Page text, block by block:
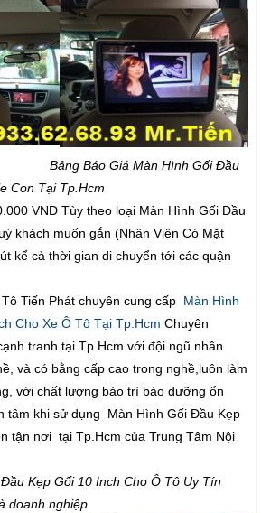
Bảng Báo Giá Màn Hình Gối Đầu
Con Tại Tp.Hcm
VNĐ Tùy theo loại Màn Hình Gối Đầu
khách muốn gắn (Nhân Viên Có Mặt
kể cả thời gian di chuyển tới các quận
Tiến Phát chuyên cung cấp Màn Hình
Cho Xe Ô Tô Tại Tp.Hcm Chuyên
tranh tại Tp.Hcm với đội ngũ nhân
và có bằng cấp cao trong nghề,luôn làm
với chất lượng bảo trì bảo dưỡng ổn
tâm khi sử dụng Màn Hình Gối Đầu Kẹp
tận nơi tại Tp.Hcm của Trung Tâm Nội
Kẹp Gối 10 Inch Cho Ô Tô Uy Tín
doanh nghiệp